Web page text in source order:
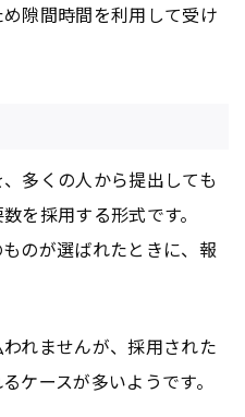
隙間時間を利用して受け
多くの人から提出しても
を採用する形式です。
のが選ばれたときに、報
れませんが、採用された
ケースが多いようです。